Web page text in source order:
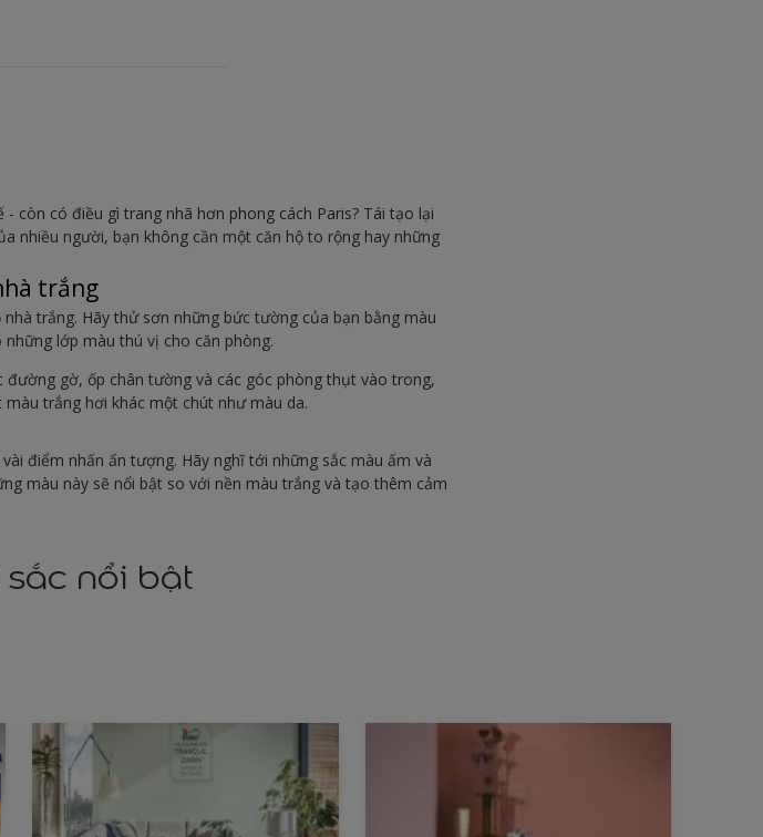
còn có điều gì trang nhã hơn phong cách Paris? Tái tạo lại
nhiều người, bạn không cần một căn hộ to rộng hay những
trắng
trắng. Hãy thử sơn những bức tường của bạn bằng màu
lớp màu thú vị cho căn phòng.
gờ, ốp chân tường và các góc phòng thụt vào trong,
trắng hơi khác một chút như màu da.
điểm nhấn ấn tượng. Hãy nghĩ tới những sắc màu ấm và
màu này sẽ nổi bật so với nền màu trắng và tạo thêm cảm
nổi bật